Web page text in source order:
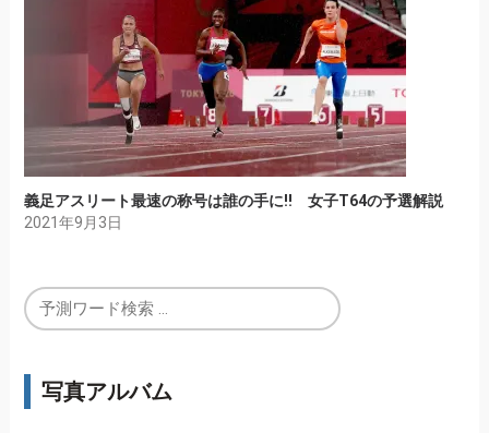
義足アスリート最速の称号は誰の手に!! 女子T64の予選解説
2021年9月3日
写真アルバム